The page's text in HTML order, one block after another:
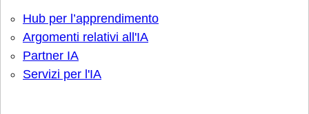
Hub per l’apprendimento
Argomenti relativi all'IA
Partner IA
Servizi per l'IA